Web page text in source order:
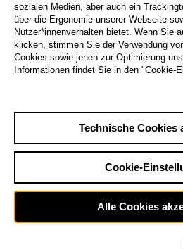
sozialen Medien, aber auch ein
über die Ergonomie unserer Webseite
Nutzer*innenverhalten bietet. Wenn Sie
klicken, stimmen Sie der Verwendung
Cookies sowie jenen zur Optimierung
Informationen findet Sie in den "Cookie-
Technische Cookies
Cookie-
Alle Cookies